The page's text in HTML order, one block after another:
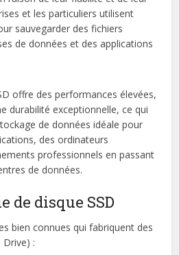
et les particuliers utilisent
sauvegarder des fichiers
de données et des applications
offre des performances élevées,
durabilité exceptionnelle, ce qui
de données idéale pour
des ordinateurs
professionnels en passant
de données.
de disque SSD
bien connues qui fabriquent des
Drive) :